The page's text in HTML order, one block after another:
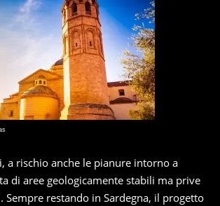
a rischio anche le pianure intorno a
di aree geologicamente stabili ma prive
Sempre restando in Sardegna, il progetto